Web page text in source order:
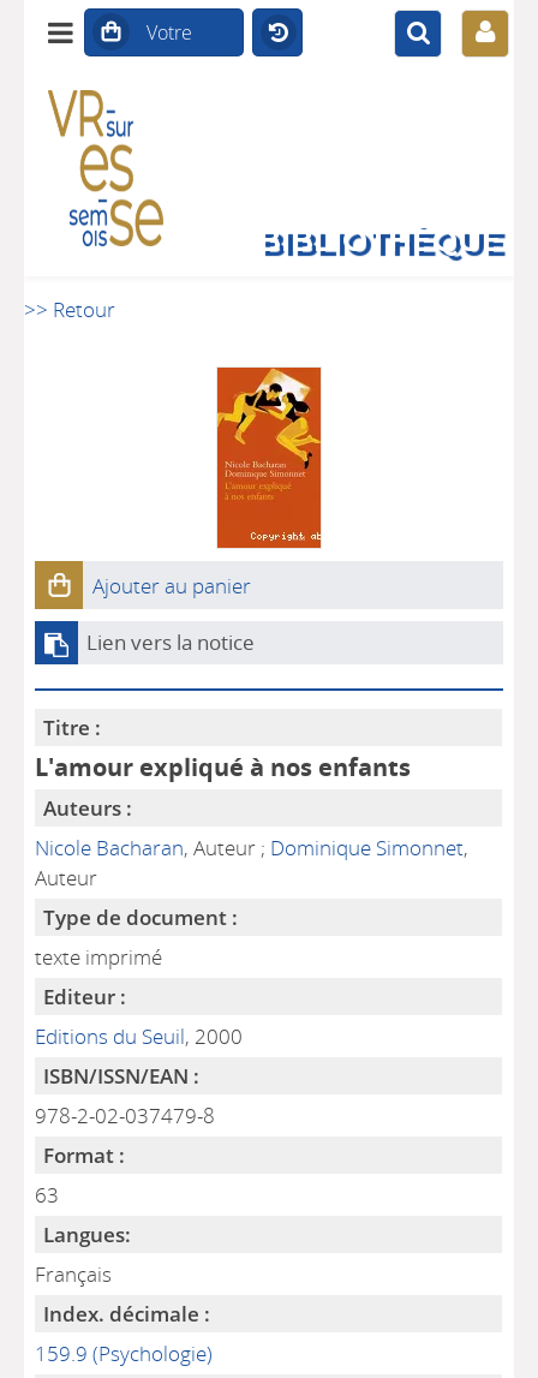
BIBLIOTHÈQUE
>> Retour
Ajouter au panier
Lien vers la notice
Titre :
L'amour expliqué à nos enfants
Auteurs :
Nicole Bacharan, Auteur ; Dominique Simonnet,
Auteur
Type de document :
texte imprimé
Editeur :
Editions du Seuil, 2000
ISBN/ISSN/EAN :
978-2-02-037479-8
Format :
63
Langues:
Français
Index. décimale :
159.9 (Psychologie)